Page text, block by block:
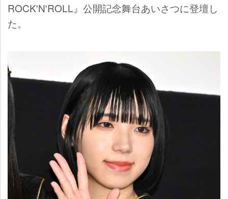
ROCK'N'ROLL』公開記念舞台あいさつに登壇し
た。